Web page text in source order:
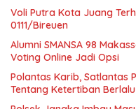
Voli Putra Kota Juang
0111/Bireuen
Alumni SMANSA 98
Voting Online Jadi Opsi
Polantas Karib, Satlantas
Tentang Ketertiban